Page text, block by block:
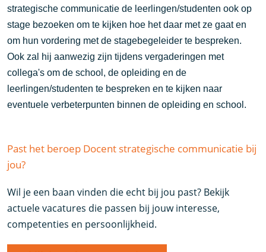
strategische communicatie de leerlingen/studenten ook op
stage bezoeken om te kijken hoe het daar met ze gaat en
om hun vordering met de stagebegeleider te bespreken.
Ook zal hij aanwezig zijn tijdens vergaderingen met
collega's om de school, de opleiding en de
leerlingen/studenten te bespreken en te kijken naar
eventuele verbeterpunten binnen de opleiding en school.
Past het beroep Docent strategische communicatie bij
jou?
Wil je een baan vinden die echt bij jou past? Bekijk
actuele vacatures die passen bij jouw interesse,
competenties en persoonlijkheid.